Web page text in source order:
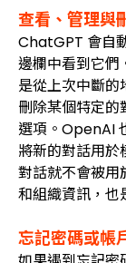
查看、管理與
ChatGPT 會自
邊欄中看到它們
是從上次中斷的
刪除某個特定的
選項。OpenAI
將新的對話用於
對話就不會被用
和組織資訊，也
忘記密碼或帳